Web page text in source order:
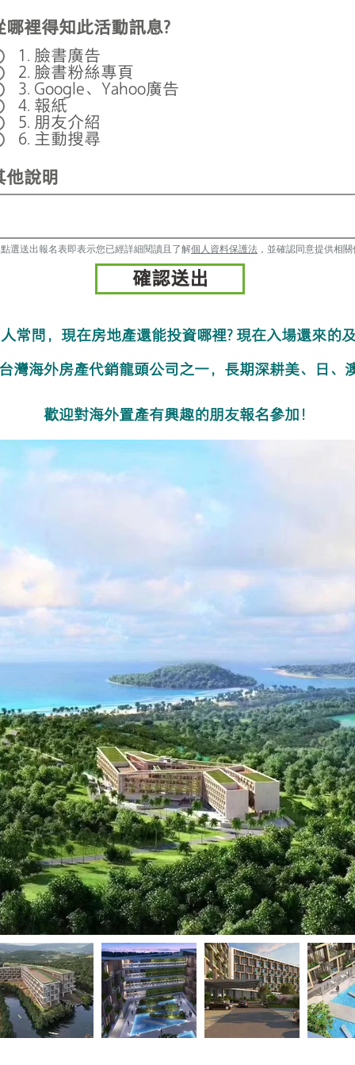
哪裡得知此活動訊息?
1. 臉書廣告
2. 臉書粉絲專頁
3. Google、Yahoo廣告
4. 報紙
5. 朋友介紹
6. 主動搜尋
他說明
選送出報名表即表示您已經詳細閱讀且了解個人資料保護法 ，並確認同意提供相關
確認送出
常問，現在房地產還能投資哪裡? 現在入場還來的及
灣海外房產代銷龍頭公司之一，長期深耕美、日、
歡迎對海外置產有興趣的朋友報名參加！